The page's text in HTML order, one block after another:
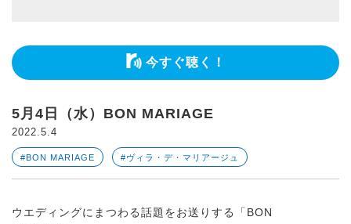
今すぐ聴く！
5月4日（水）BON MARIAGE
2022.5.4
#BON MARIAGE #ヴィラ・デ・マリアージュ
ウエディングにまつわる話題をお送りする「BON